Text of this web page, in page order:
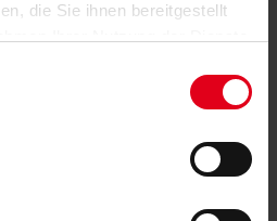
die Sie ihnen bereitgestellt